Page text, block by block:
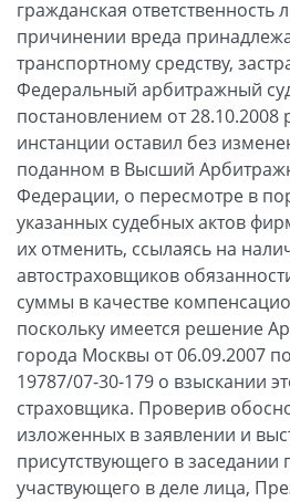
гражданская ответственность
причинении вреда
транспортному средству,
Федеральный арбитражный
постановлением от
инстанции оставил без
поданном в Высший
Федерации, о пересмотре в
указанных судебных актов
их отменить, ссылаясь на
автостраховщиков
суммы в качестве
поскольку имеется решение
города Москвы от 06.09.2007
19787/07-30-179 о взыскании
страховщика. Проверив
изложенных в заявлении и
присутствующего в заседании
участвующего в деле лица,